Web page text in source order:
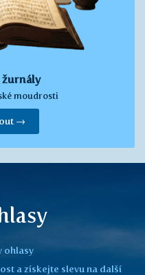
moudrosti
→
ohlasy
a získejte slevu na další